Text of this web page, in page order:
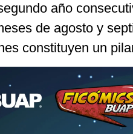
año
de agosto y
constituyen un